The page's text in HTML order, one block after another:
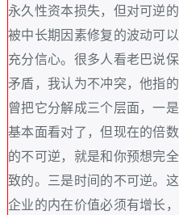
永久性资本损失，但对可逆
被中长期因素修复的波动可
充分信心。很多人看老巴说
矛盾，我认为不冲突，他指
曾把它分解成三个层面，一
基本面看对了，但现在的倍
的不可逆，就是和你预想完
致的。三是时间的不可逆。
企业的内在价值必须有增长